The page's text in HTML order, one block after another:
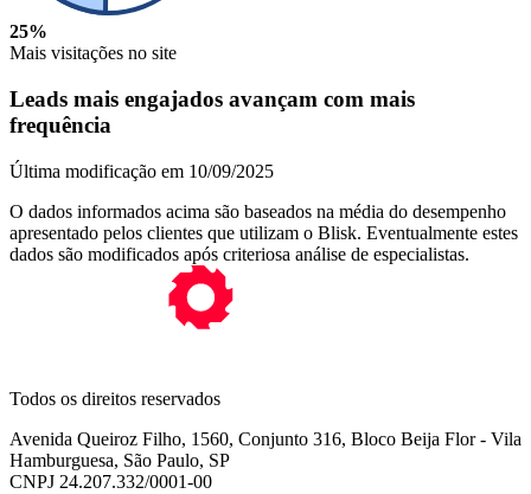
25%
Mais visitações no site
Leads mais engajados avançam com mais
frequência
Última modificação em 10/09/2025
O dados informados acima são baseados na média do desempenho
apresentado pelos clientes que utilizam o Blisk. Eventualmente estes
dados são modificados após criteriosa análise de especialistas.
Todos os direitos reservados
Avenida Queiroz Filho, 1560, Conjunto 316, Bloco Beija Flor - Vila
Hamburguesa, São Paulo, SP
CNPJ 24.207.332/0001-00